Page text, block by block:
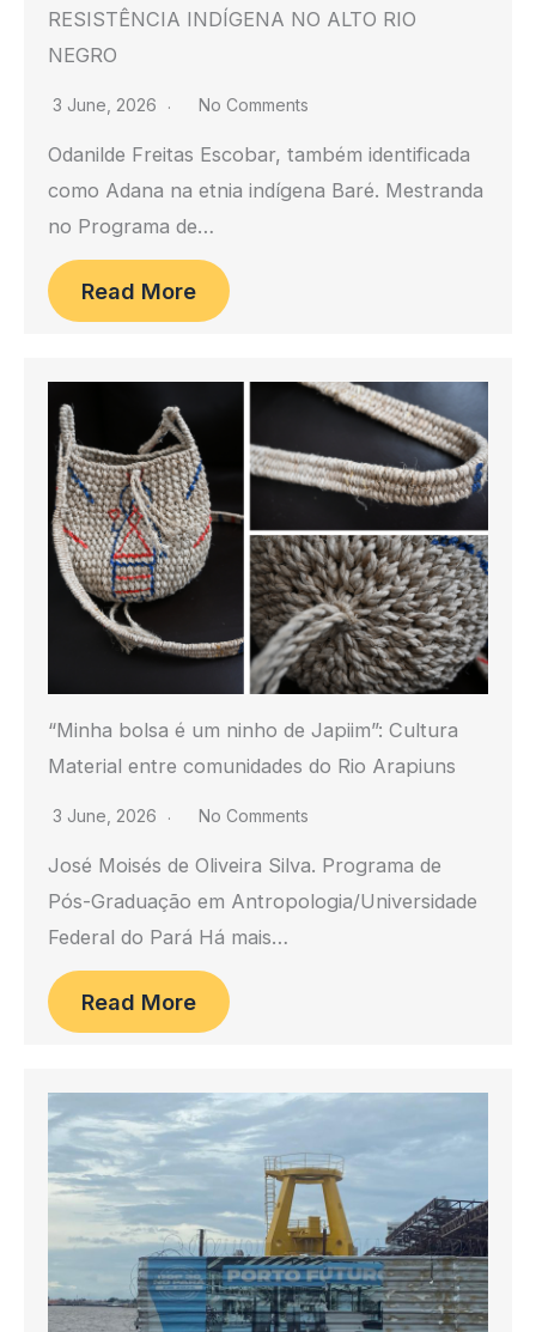
RESISTÊNCIA INDÍGENA NO ALTO RIO
NEGRO
3 June, 2026 No Comments
Odanilde Freitas Escobar, também identificada
como Adana na etnia indígena Baré. Mestranda
no Programa de…
Read More
“Minha bolsa é um ninho de Japiim”: Cultura
Material entre comunidades do Rio Arapiuns
3 June, 2026 No Comments
José Moisés de Oliveira Silva. Programa de
Pós-Graduação em Antropologia/Universidade
Federal do Pará Há mais…
Read More